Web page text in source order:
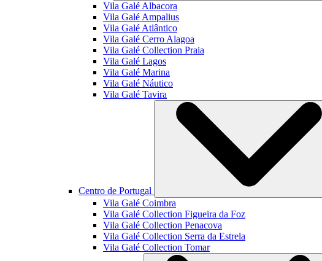
Vila Galé Albacora
Vila Galé Ampalius
Vila Galé Atlântico
Vila Galé Cerro Alagoa
Vila Galé Collection Praia
Vila Galé Lagos
Vila Galé Marina
Vila Galé Náutico
Vila Galé Tavira
Centro de Portugal
Vila Galé Coimbra
Vila Galé Collection Figueira da Foz
Vila Galé Collection Penacova
Vila Galé Collection Serra da Estrela
Vila Galé Collection Tomar